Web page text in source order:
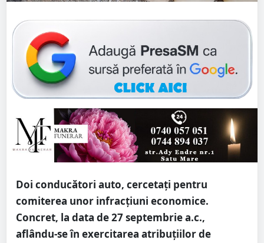
Doi conducători auto, cercetați pentru
comiterea unor infracțiuni economice.
Concret, la data de 27 septembrie a.c.,
aflându-se în exercitarea atribuțiilor de